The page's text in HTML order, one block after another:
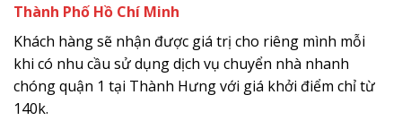
Thành Phố Hồ Chí Minh
Khách hàng sẽ nhận được giá trị cho riêng mình mỗi
khi có nhu cầu sử dụng dịch vụ chuyển nhà nhanh
chóng quận 1 tại Thành Hưng với giá khởi điểm chỉ từ
140k.